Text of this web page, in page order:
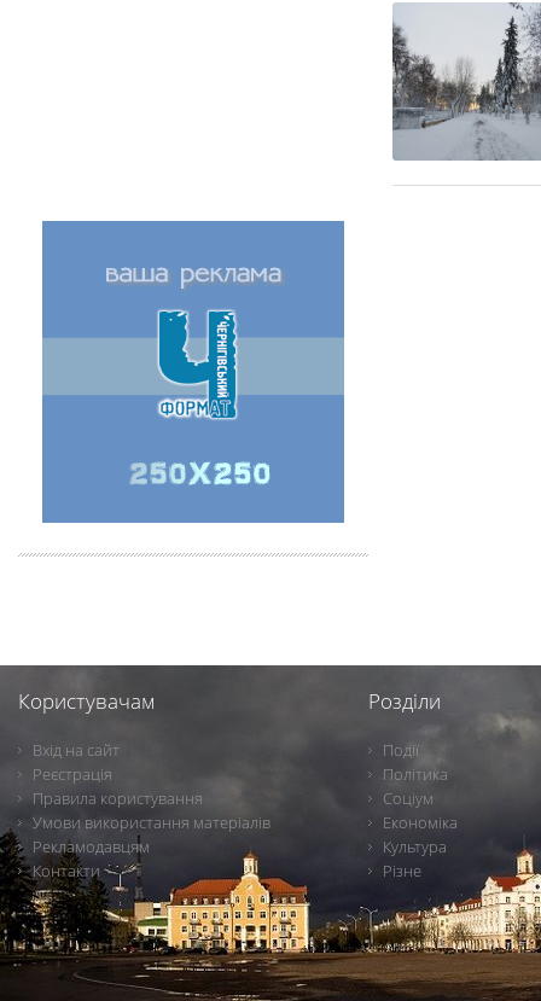
Користувачам
Вхід на сайт
Реєстрація
Правила користування
Умови використання матеріалів
Рекламодавцям
Контакти
Розділи
Події
Політика
Соціум
Економіка
Культура
Різне